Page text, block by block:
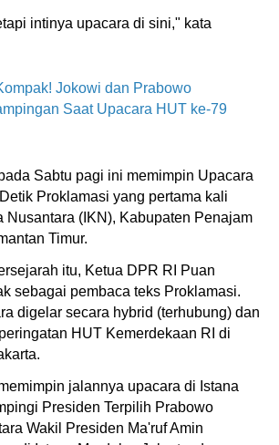
intinya upacara di sini," kata
Jokowi dan Prabowo
Saat Upacara HUT ke-79
Sabtu pagi ini memimpin Upacara
Proklamasi yang pertama kali
Nusantara (IKN), Kabupaten Penajam
Timur.
itu, Ketua DPR RI Puan
sebagai pembaca teks Proklamasi.
digelar secara hybrid (terhubung) dan
HUT Kemerdekaan RI di
jalannya upacara di Istana
Presiden Terpilih Prabowo
Wakil Presiden Ma'ruf Amin